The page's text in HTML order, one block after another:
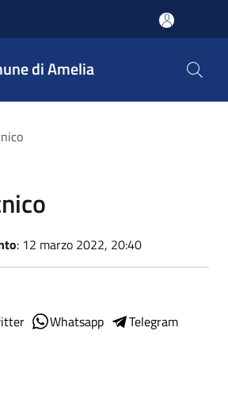
di Amelia
: 12 marzo 2022, 20:40
Whatsapp
Telegram